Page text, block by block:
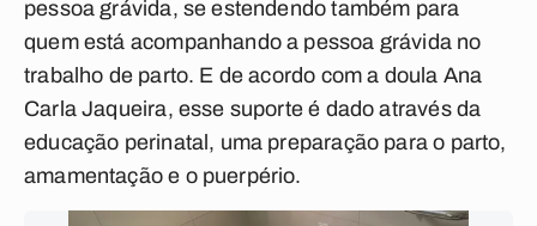
pessoa grávida, se estendendo também para
quem está acompanhando a pessoa grávida no
trabalho de parto. E de acordo com a doula Ana
Carla Jaqueira, esse suporte é dado através da
educação perinatal, uma preparação para o parto,
amamentação e o puerpério.